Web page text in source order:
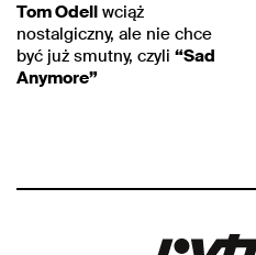
Tom Odell wciąż
nostalgiczny, ale nie chce
być już smutny, czyli “Sad
Anymore”